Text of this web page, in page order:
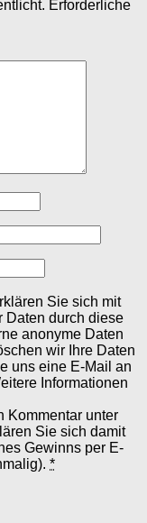
Erforderliche
Sie sich mit
Daten durch diese
anonyme Daten
wir Ihre Daten
uns eine E-Mail an
Informationen
Kommentar unter
Sie sich damit
Gewinns per E-
*